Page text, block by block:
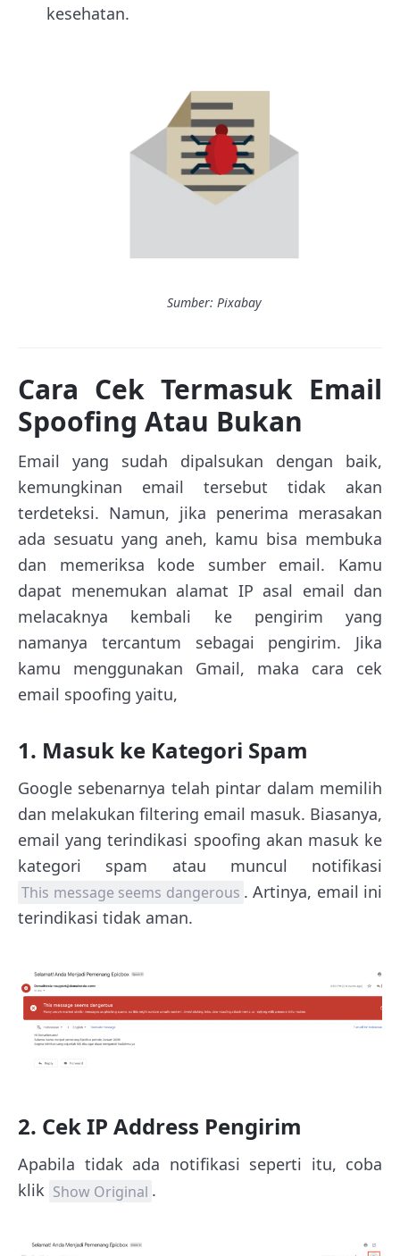
kesehatan.
Sumber: Pixabay
Cara Cek Termasuk Email
Spoofing Atau Bukan
Email yang sudah dipalsukan dengan baik,
kemungkinan email tersebut tidak akan
terdeteksi. Namun, jika penerima merasakan
ada sesuatu yang aneh, kamu bisa membuka
dan memeriksa kode sumber email. Kamu
dapat menemukan alamat IP asal email dan
melacaknya kembali ke pengirim yang
namanya tercantum sebagai pengirim. Jika
kamu menggunakan Gmail, maka cara cek
email spoofing yaitu,
1. Masuk ke Kategori Spam
Google sebenarnya telah pintar dalam memilih
dan melakukan filtering email masuk. Biasanya,
email yang terindikasi spoofing akan masuk ke
kategori spam atau muncul notifikasi
This message seems dangerous . Artinya, email ini
terindikasi tidak aman.
2. Cek IP Address Pengirim
Apabila tidak ada notifikasi seperti itu, coba
klik Show Original .